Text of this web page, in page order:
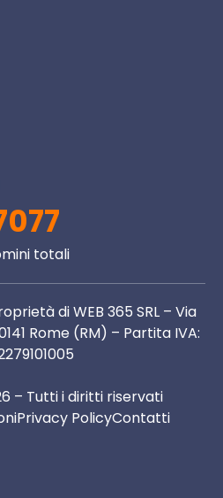
totali
di WEB 365 SRL – Via
Rome (RM) – Partita IVA:
– Tutti i diritti riservati
Privacy PolicyContatti